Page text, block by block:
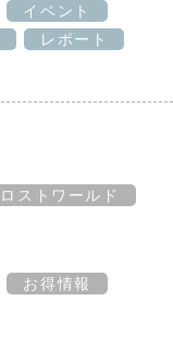
イベント
レポート
ロストワールド
お得情報